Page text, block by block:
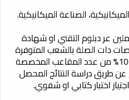
الصناعة الميكانيكية.
عر دبلوم التقني او شهادة
دات الصلة بالشعب المتوفرة
بالمعهد وذلك في حدود 10% من عدد المقاعب المخصصة
عن طريق دراسة النتائج المحصل
اختبار كتابي او شفوي.